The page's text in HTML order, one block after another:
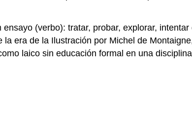
(verbo): tratar, probar, explorar,
era de la Ilustración por Michel de
laico sin educación formal en una